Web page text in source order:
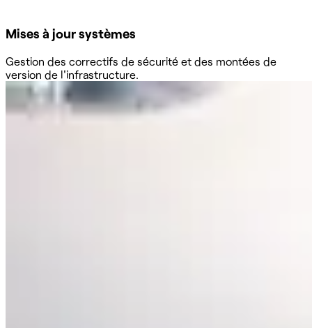
Mises à jour systèmes
Gestion des correctifs de sécurité et des montées de
version de l'infrastructure.